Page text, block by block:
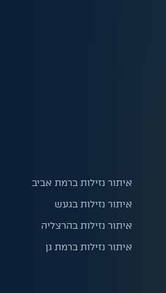
איתור נזילות ברמת אביב
איתור נזילות בגעש
איתור נזילות בהרצליה
איתור נזילות ברמת גן